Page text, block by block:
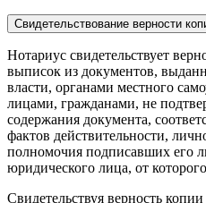
Свидетельствование верности
Нотариус свидетельствует
выписок из документов,
власти, органами местного
лицами, гражданами, не
содержания документа,
фактов действительности,
полномочия подписавших его
юридического лица, от
Свидетельствуя верность